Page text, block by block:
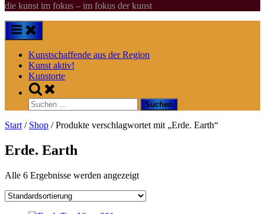
die kunst im fokus – im fokus der kunst
Kunstschaffende aus der Region
Kunst aktiv!
Kunstorte
Toggle
search
form
Suchen
nach:
Start / Shop / Produkte verschlagwortet mit „Erde. Earth“
Erde. Earth
Alle 6 Ergebnisse werden angezeigt